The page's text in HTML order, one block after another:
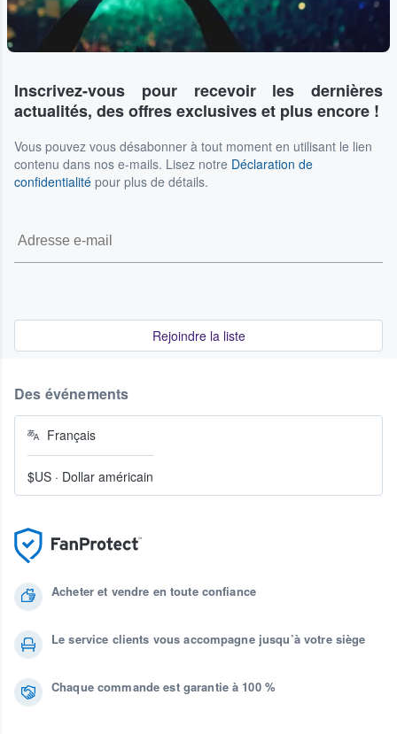
Inscrivez-vous pour recevoir les dernières
actualités, des offres exclusives et plus encore !
Vous pouvez vous désabonner à tout moment en utilisant le lien
contenu dans nos e-mails. Lisez notre Déclaration de
confidentialité pour plus de détails.
Rejoindre la liste
Acheter et vendre en toute confiance
Le service clients vous accompagne jusqu’à votre siège
Chaque commande est garantie à 100 %
Des événements
Français
$US · Dollar américain